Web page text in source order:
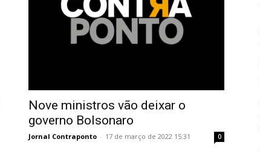
Nove ministros vão deixar o
governo Bolsonaro
Jornal Contraponto - 17 de março de 2022 15:31 0